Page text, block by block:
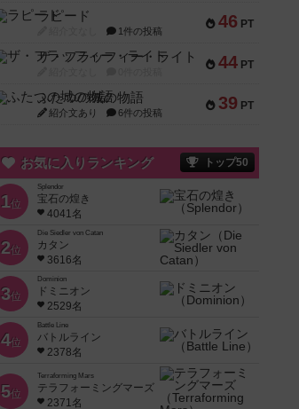
46 PT
ラピード
1件の投稿
44 PT
ザ・フラッフィー・ライト
39 PT
ふたつの城の物語
紹介文あり 6件の投稿
お気に入りランキング トップ50
1位
Splendor
宝石の煌き
4041名
2位
Die Siedler von Catan
カタン
3616名
3位
Dominion
ドミニオン
2529名
4位
Battle Line
バトルライン
2378名
5位
Terraforming Mars
テラフォーミングマーズ
2371名